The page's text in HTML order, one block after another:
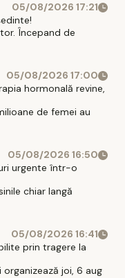
05/08/2026 17:21
Începand de
05/08/2026 17:00
hormonală revine,
de femei au
05/08/2026 16:50
urgente într-o
chiar langă
05/08/2026 16:41
prin tragere la
joi, 6 aug